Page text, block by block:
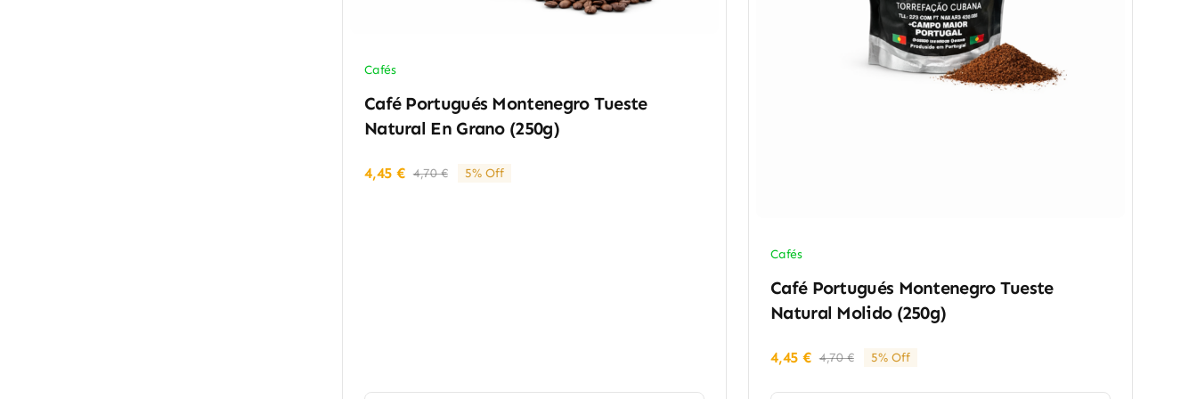
Cafés
Café Portugués Montenegro Tueste
Natural En Grano (250g)
4,70€El
4,45€
El
5% Off
Cafés
Café Portugués Montenegro Tueste
Natural Molido (250g)
4,70€El
4,45€
El
5% Off